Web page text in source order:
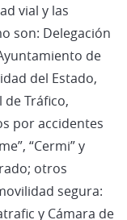
vial y las
son: Delegación
de
del Estado,
de Tráfico,
por accidentes
“Cermi” y
otros
segura:
y Cámara de